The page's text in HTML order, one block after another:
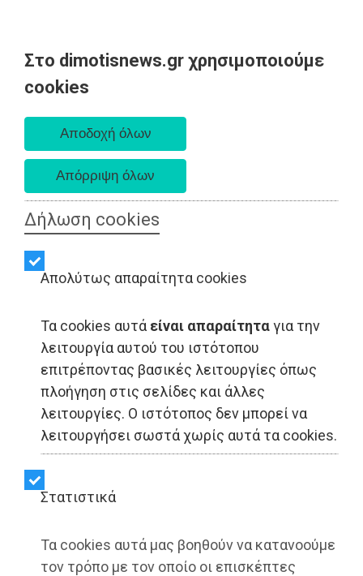
Στο dimotisnews.gr χρησιμοποιούμε
cookies
Δήλωση cookies
Απολύτως απαραίτητα cookies
Τα cookies αυτά είναι απαραίτηταγια την
λειτουργία αυτού του ιστότοπου
επιτρέποντας βασικές λειτουργίες όπως
πλοήγηση στις σελίδες και άλλες
λειτουργίες. Ο ιστότοπος δεν μπορεί να
λειτουργήσει σωστά χωρίς αυτά τα cookies.
Στατιστικά
Τα cookies αυτά μας βοηθούν να κατανοούμε
τον τρόπο με τον οποίο οι επισκέπτες
ΑΥΤΟΔΙΟΙΚΗΣΗ - Ραφήνα
Δυνατά… μελτέμια
Dimotisnews | 06/07/2025 - 19:13